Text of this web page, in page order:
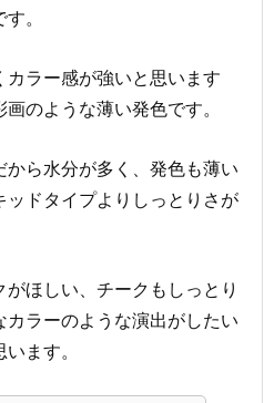
す。
カラー感が強いと思います
のような薄い発色です。
ら水分が多く、発色も薄い
ドタイプよりしっとりさが
ほしい、チークもしっとり
ラーのような演出がしたい
ます。